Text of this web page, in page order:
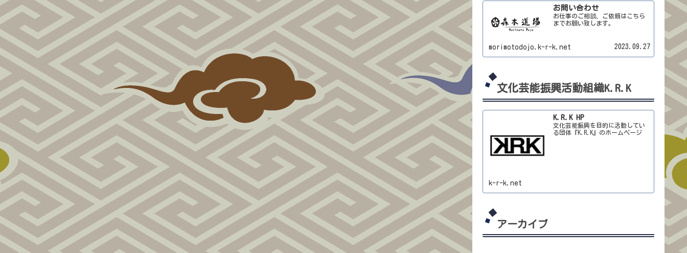
お問い合わせ
お仕事のご相談、ご依頼はこちら
までお願い致します。
morimotodojo.k-r-k.net 2023.09.27
文化芸能振興活動組織K.R.K
K.R.K HP
文化芸能振興を目的に活動してい
る団体『K.R.K』のホームページ
k-r-k.net
アーカイブ